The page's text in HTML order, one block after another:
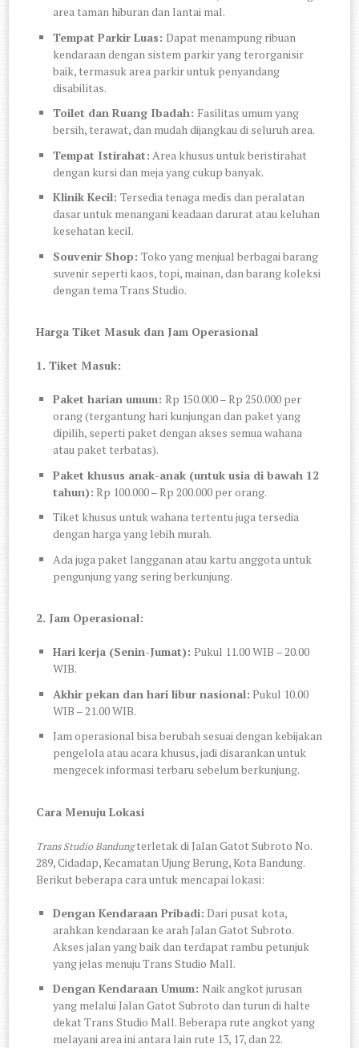
area taman hiburan dan lantai mal.
Tempat Parkir Luas:Dapat menampung ribuan
kendaraan dengan sistem parkir yang terorganisir
baik, termasuk area parkir untuk penyandang
disabilitas.
Toilet dan Ruang Ibadah: Fasilitas umum yang
bersih, terawat, dan mudah dijangkau di seluruh area.
Tempat Istirahat: Area khusus untuk beristirahat
dengan kursi dan meja yang cukup banyak.
Klinik Kecil:Tersedia tenaga medis dan peralatan
dasar untuk menangani keadaan darurat atau keluhan
kesehatan kecil.
Souvenir Shop:Toko yang menjual berbagai barang
suvenir seperti kaos, topi, mainan, dan barang koleksi
dengan tema Trans Studio.
Harga Tiket Masuk dan Jam Operasional
1. Tiket Masuk:
Paket harian umum:Rp 150.000 – Rp 250.000 per
orang (tergantung hari kunjungan dan paket yang
dipilih, seperti paket dengan akses semua wahana
atau paket terbatas).
Paket khusus anak-anak (untuk usia di bawah 12
tahun): Rp 100.000 – Rp 200.000 per orang.
Tiket khusus untuk wahana tertentu juga tersedia
dengan harga yang lebih murah.
Ada juga paket langganan atau kartu anggota untuk
pengunjung yang sering berkunjung.
2. Jam Operasional:
Hari kerja (Senin-Jumat):Pukul 11.00 WIB – 20.00
WIB.
Akhir pekan dan hari libur nasional: Pukul 10.00
WIB – 21.00 WIB.
Jam operasional bisa berubah sesuai dengan kebijakan
pengelola atau acara khusus, jadi disarankan untuk
mengecek informasi terbaru sebelum berkunjung.
Cara Menuju Lokasi
Trans Studio Bandungterletak di Jalan Gatot Subroto No.
289, Cidadap, Kecamatan Ujung Berung, Kota Bandung.
Berikut beberapa cara untuk mencapai lokasi:
Dengan Kendaraan Pribadi: Dari pusat kota,
arahkan kendaraan ke arah Jalan Gatot Subroto.
Akses jalan yang baik dan terdapat rambu petunjuk
yang jelas menuju Trans Studio Mall.
Dengan Kendaraan Umum:Naik angkot jurusan
yang melalui Jalan Gatot Subroto dan turun di halte
dekat Trans Studio Mall. Beberapa rute angkot yang
melayani area ini antara lain rute 13, 17, dan 22.